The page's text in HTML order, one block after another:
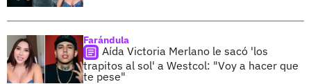
Farándula
Aída Victoria Merlano le sacó 'los
trapitos al sol' a Westcol: "Voy a hacer que
te pese"